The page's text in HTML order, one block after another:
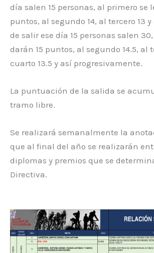
día salen 15 personas, al primero se
puntos, al segundo 14, al tercero 13
de salir ese día 15 personas salen
darán 15 puntos, al segundo 14.5, al
cuarto 13.5 y así progresivamente.
La puntuación de la salida se
tramo libre.
Se realizará semanalmente la
que al final del año se realizarán
diplomas y premios que se
Directiva.